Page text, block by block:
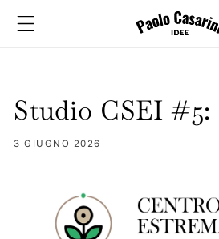
direttamente
ai contenuti
Studio CSEI
3 GIUGNO 2026